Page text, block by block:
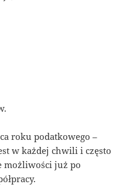
roku podatkowego –
w każdej chwili i często
możliwości już po